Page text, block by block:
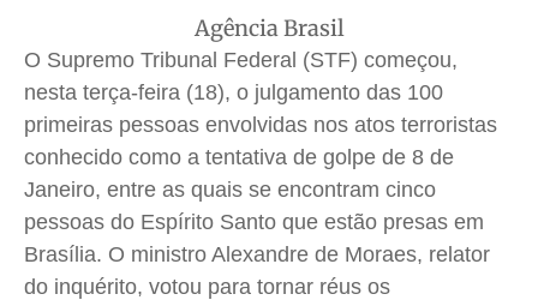
Expediente
Contato
Anuncie
Termos de Uso
Expediente
Contato
Anuncie
Termos de Uso
Expediente
Contato
Anuncie
Termos de Uso
Expediente
Contato
Anuncie
Termos de Uso
Agência Brasil
O Supremo Tribunal Federal (STF) começou,
nesta terça-feira (18), o julgamento das 100
primeiras pessoas envolvidas nos atos terroristas
conhecido como a tentativa de golpe de 8 de
Janeiro, entre as quais se encontram cinco
pessoas do Espírito Santo que estão presas em
Brasília. O ministro Alexandre de Moraes, relator
do inquérito, votou para tornar réus os